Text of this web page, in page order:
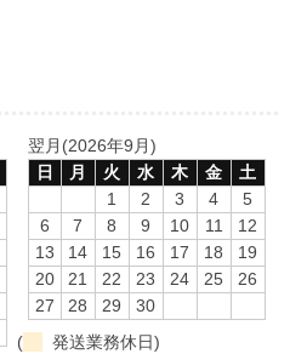
翌月(2026年9月)
日
月 火 水 木 金
土
1
2 3 4
5
6
7 8 9 10 11
12
13
14 15 16 17 18
19
20
21 22 23 24 25
26
27
28 29
30
(
発送業務休日)